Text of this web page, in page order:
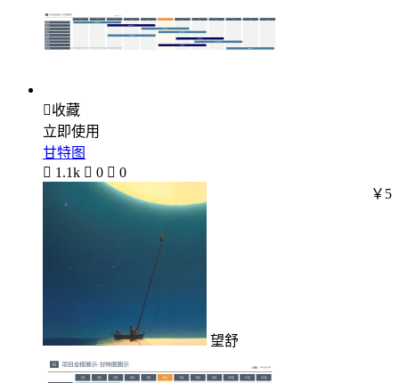
收藏
立即使用
甘特图
 1.1k  0  0
望舒
￥5